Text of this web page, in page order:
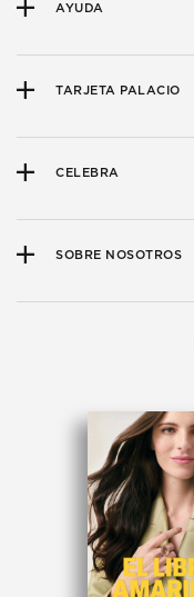
AYUDA
TARJETA PALACIO
CELEBRA
SOBRE NOSOTROS